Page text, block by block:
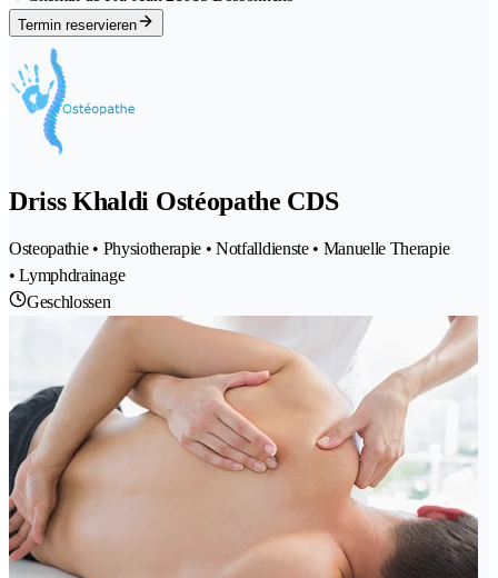
Termin reservieren
Driss Khaldi Ostéopathe CDS
Osteopathie • Physiotherapie • Notfalldienste • Manuelle Therapie
• Lymphdrainage
Geschlossen